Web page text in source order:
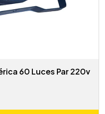
60 Luces Par 220v